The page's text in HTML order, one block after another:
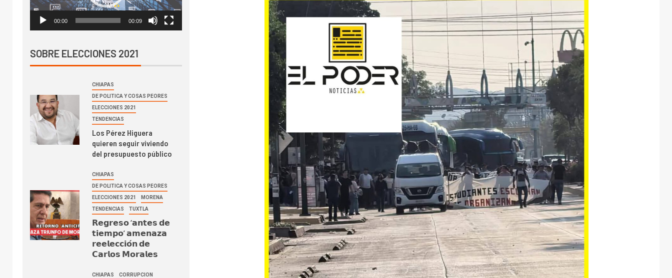
00:00 00:09
SOBRE ELECCIONES 2021
CHIAPAS
DE POLITICA Y COSAS PEORES
ELECCIONES 2021
TENDENCIAS
Los Pérez Higuera
quieren seguir viviendo
del presupuesto público
CHIAPAS
DE POLITICA Y COSAS PEORES
ELECCIONES 2021 MORENA
TENDENCIAS TUXTLA
𝗥𝗲𝗴𝗿𝗲𝘀𝗼 ‘𝗮𝗻𝘁𝗲𝘀 𝗱𝗲
𝘁𝗶𝗲𝗺𝗽𝗼’ 𝗮𝗺𝗲𝗻𝗮𝘇𝗮
𝗿𝗲𝗲𝗹𝗲𝗰𝗰𝗶𝗼́𝗻 𝗱𝗲
𝗖𝗮𝗿𝗹𝗼𝘀 𝗠𝗼𝗿𝗮𝗹𝗲𝘀
CHIAPAS CORRUPCION